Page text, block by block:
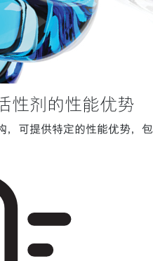
性剂的性能优势
，可提供特定的性能优势，包